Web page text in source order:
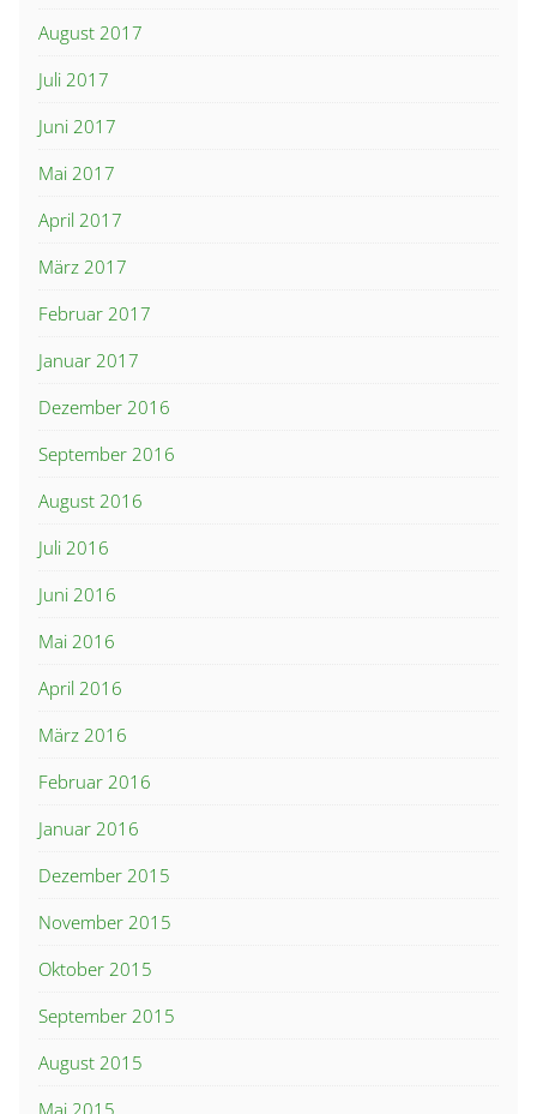
August 2017
Juli 2017
Juni 2017
Mai 2017
April 2017
März 2017
Februar 2017
Januar 2017
Dezember 2016
September 2016
August 2016
Juli 2016
Juni 2016
Mai 2016
April 2016
März 2016
Februar 2016
Januar 2016
Dezember 2015
November 2015
Oktober 2015
September 2015
August 2015